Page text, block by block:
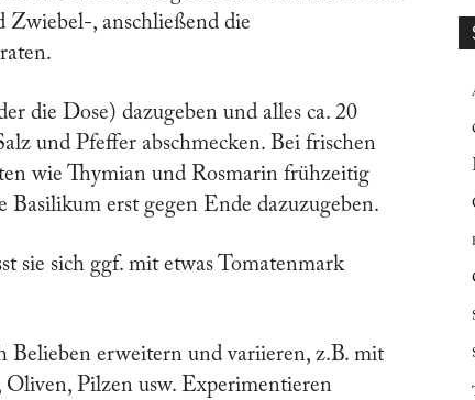
Zwiebel-, anschließend die
die Dose) dazugeben und alles ca. 20
und Pfeffer abschmecken. Bei frischen
wie Thymian und Rosmarin frühzeitig
Basilikum erst gegen Ende dazuzugeben.
sie sich ggf. mit etwas Tomatenmark
Belieben erweitern und variieren, z.B. mit
Pilzen usw. Experimentieren